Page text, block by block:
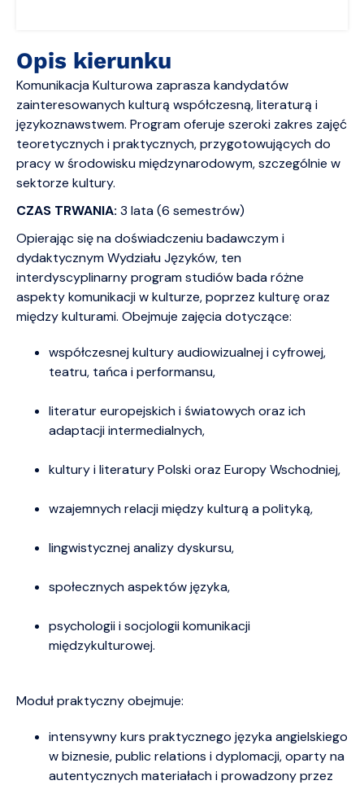
Opis kierunku
Komunikacja Kulturowa zaprasza kandydatów
zainteresowanych kulturą współczesną, literaturą i
językoznawstwem. Program oferuje szeroki zakres zajęć
teoretycznych i praktycznych, przygotowujących do
pracy w środowisku międzynarodowym, szczególnie w
sektorze kultury.
CZAS TRWANIA: 3 lata (6 semestrów)
Opierając się na doświadczeniu badawczym i
dydaktycznym Wydziału Języków, ten
interdyscyplinarny program studiów bada różne
aspekty komunikacji w kulturze, poprzez kulturę oraz
między kulturami. Obejmuje zajęcia dotyczące:
współczesnej kultury audiowizualnej i cyfrowej,
teatru, tańca i performansu,
literatur europejskich i światowych oraz ich
adaptacji intermedialnych,
kultury i literatury Polski oraz Europy Wschodniej,
wzajemnych relacji między kulturą a polityką,
lingwistycznej analizy dyskursu,
społecznych aspektów języka,
psychologii i socjologii komunikacji
międzykulturowej.
Moduł praktyczny obejmuje:
intensywny kurs praktycznego języka angielskiego
w biznesie, public relations i dyplomacji, oparty na
autentycznych materiałach i prowadzony przez